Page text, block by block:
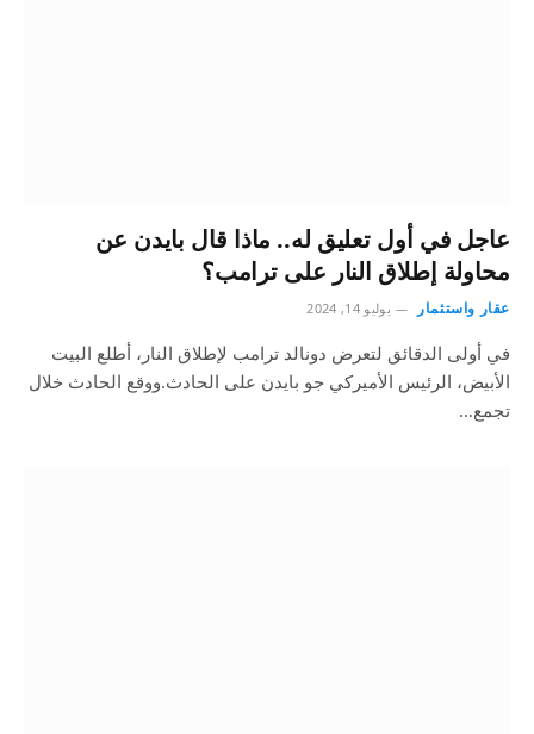
عاجل في أول تعليق له.. ماذا قال بايدن عن
محاولة إطلاق النار على ترامب؟
عقار واستثمار يوليو 14, 2024
في أولى الدقائق لتعرض دونالد ترامب لإطلاق النار، أطلع البيت
الأبيض، الرئيس الأميركي جو بايدن على الحادث.ووقع الحادث خلال
تجمع…